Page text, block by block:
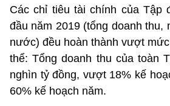
Các chỉ tiêu tài chính của Tập
đầu năm 2019 (tổng doanh thu,
nước) đều hoàn thành vượt
thể: Tổng doanh thu của toàn
nghìn tỷ đồng, vượt 18% kế
60% kế hoạch năm.